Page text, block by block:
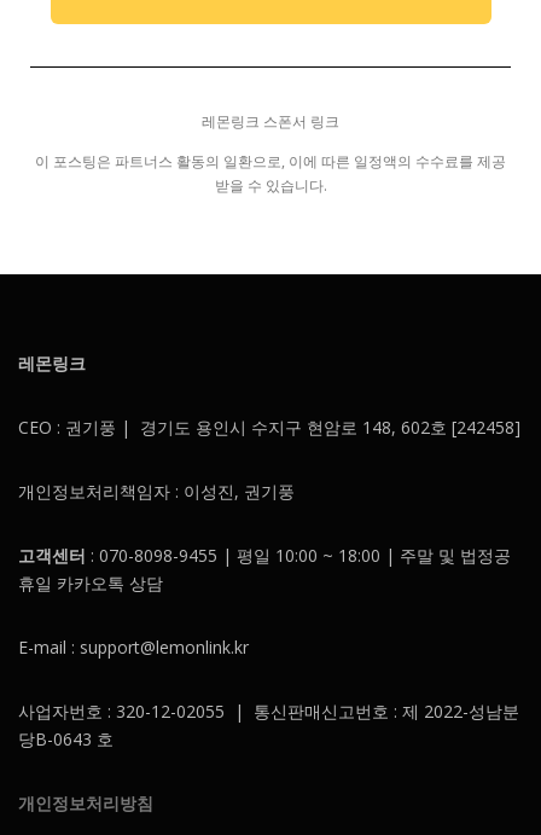
레몬링크 스폰서 링크
이 포스팅은 파트너스 활동의 일환으로, 이에 따른 일정액의 수수료를 제공
받을 수 있습니다.
레몬링크
CEO : 권기풍 | 경기도 용인시 수지구 현암로 148, 602호 [242458]
개인정보처리책임자 : 이성진, 권기풍
고객센터 : 070-8098-9455 | 평일 10:00 ~ 18:00 | 주말 및 법정공
휴일 카카오톡 상담
E-mail : support@lemonlink.kr
사업자번호 : 320-12-02055 | 통신판매신고번호 : 제 2022-성남분
당B-0643 호
개인정보처리방침